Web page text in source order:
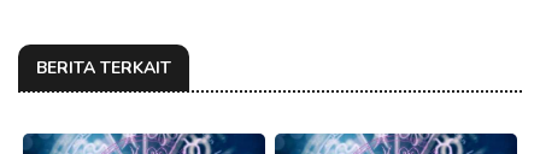
BERITA TERKAIT